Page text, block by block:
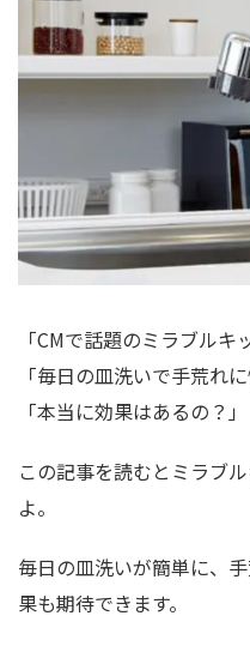
「CMで話題のミラブルキ
「毎日の皿洗いで手荒れ
「本当に効果はあるの？」
この記事を読むとミラブ
よ。
毎日の皿洗いが簡単に、
果も期待できます。